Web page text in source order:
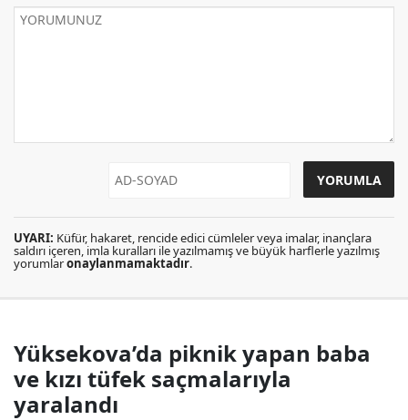
UYARI: Küfür, hakaret, rencide edici cümleler veya imalar, inançlara
saldırı içeren, imla kuralları ile yazılmamış ve büyük harflerle yazılmış
yorumlaronaylanmamaktadır.
Yüksekova’da piknik yapan baba
ve kızı tüfek saçmalarıyla
yaralandı